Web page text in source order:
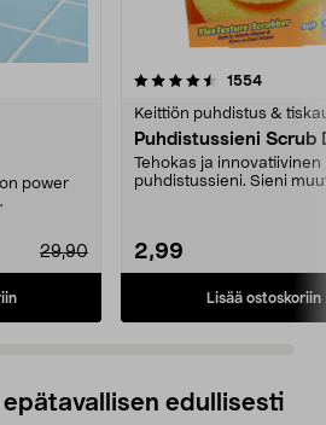
power
29,90
1554
Keittiön puhdistus &
Puhdistussieni Scrub
Tehokas ja innovatiivinen
puhdistussieni. Sieni
2,99
Lisää ostoskoriin
4.5 viidestä
edullisesti